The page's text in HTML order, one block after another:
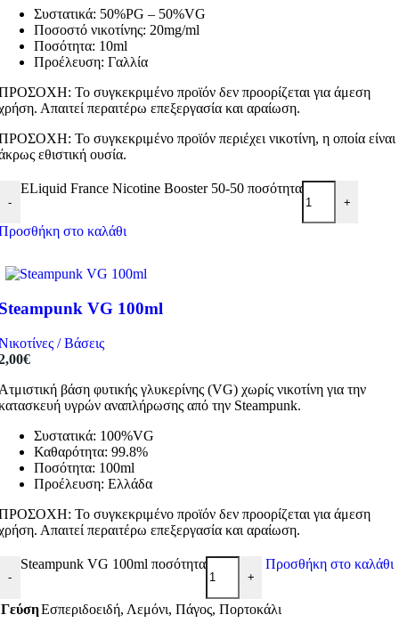
Συστατικά: 50%PG – 50%VG
Ποσοστό νικοτίνης: 20mg/ml
Ποσότητα: 10ml
Προέλευση: Γαλλία
Το συγκεκριμένο προϊόν δεν προορίζεται για άμεση
Απαιτεί περαιτέρω επεξεργασία και αραίωση.
Το συγκεκριμένο προϊόν περιέχει νικοτίνη, η οποία είναι
εθιστική ουσία.
-
ELiquid France Nicotine Booster 50-50 ποσότητα
+
στο καλάθι
VG 100ml
/ Βάσεις
€
βάση φυτικής γλυκερίνης (VG) χωρίς νικοτίνη για την
υγρών αναπλήρωσης από την Steampunk.
Συστατικά: 100%VG
Καθαρότητα: 99.8%
Ποσότητα: 100ml
Προέλευση: Ελλάδα
Το συγκεκριμένο προϊόν δεν προορίζεται για άμεση
Απαιτεί περαιτέρω επεξεργασία και αραίωση.
-
Steampunk VG 100ml ποσότητα
+
Προσθήκη στο καλάθι
ΓεύσηΕσπεριδοειδή, Λεμόνι, Πάγος, Πορτοκάλι